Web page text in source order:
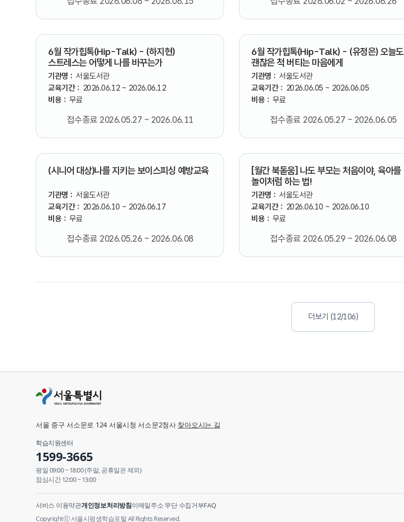
6월 작가힙톡(Hip-Talk) - (하지현)
스트레스는 어떻게 나를 바꾸는가
기관명 : 서울도서관
교육기간 : 2026.06.12 ~ 2026.06.12
비용 : 무료
접수종료 2026.05.27 ~ 2026.06.11
6월 작가힙톡(Hip-Talk) - (유정은) 오늘도
괜찮은 척 버티는 마음에게
기관명 : 서울도서관
교육기간 : 2026.06.05 ~ 2026.06.05
비용 : 무료
접수종료 2026.05.27 ~ 2026.06.05
(시니어 대상)나를 지키는 보이스피싱 예방교육
기관명 : 서울도서관
교육기간 : 2026.06.10 ~ 2026.06.17
비용 : 무료
접수종료 2026.05.26 ~ 2026.06.08
[월간 북돋움] 나도 부모는 처음이야, 육아를
놀이처럼 하는 법!
기관명 : 서울도서관
교육기간 : 2026.06.10 ~ 2026.06.10
비용 : 무료
접수종료 2026.05.29 ~ 2026.06.08
더보기 (12/106)
서울 중구 서소문로 124 서울시청 서소문2청사 찾아오시는 길
학습지원센터
1599-3665
평일 09:00 ~ 18:00 (주말, 공휴일은 제외)
점심시간 12:00 ~ 13:00
서비스 이용약관개인정보처리방침이메일주소 무단 수집거부FAQ
Copyrightⓒ 서울시평생학습포털 All Rights Reserved.